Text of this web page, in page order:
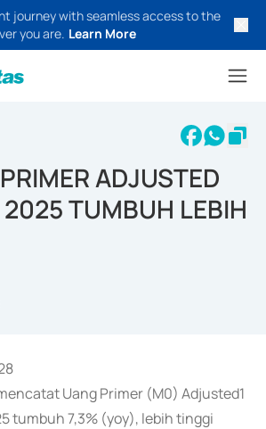
journey with seamless access to the
you are. Learn More
ADJUSTED
TUMBUH LEBIH
Uang Primer (M0) Adjusted1
tumbuh 7,3% (yoy), lebih tinggi